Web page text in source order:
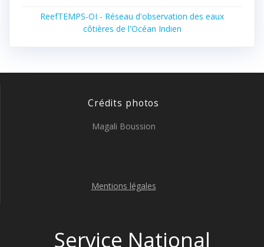
ReefTEMPS-OI - Réseau d'observation des eaux
côtières de l'Océan Indien
Crédits photos
Magali Boussion
Mentions légales
Service National